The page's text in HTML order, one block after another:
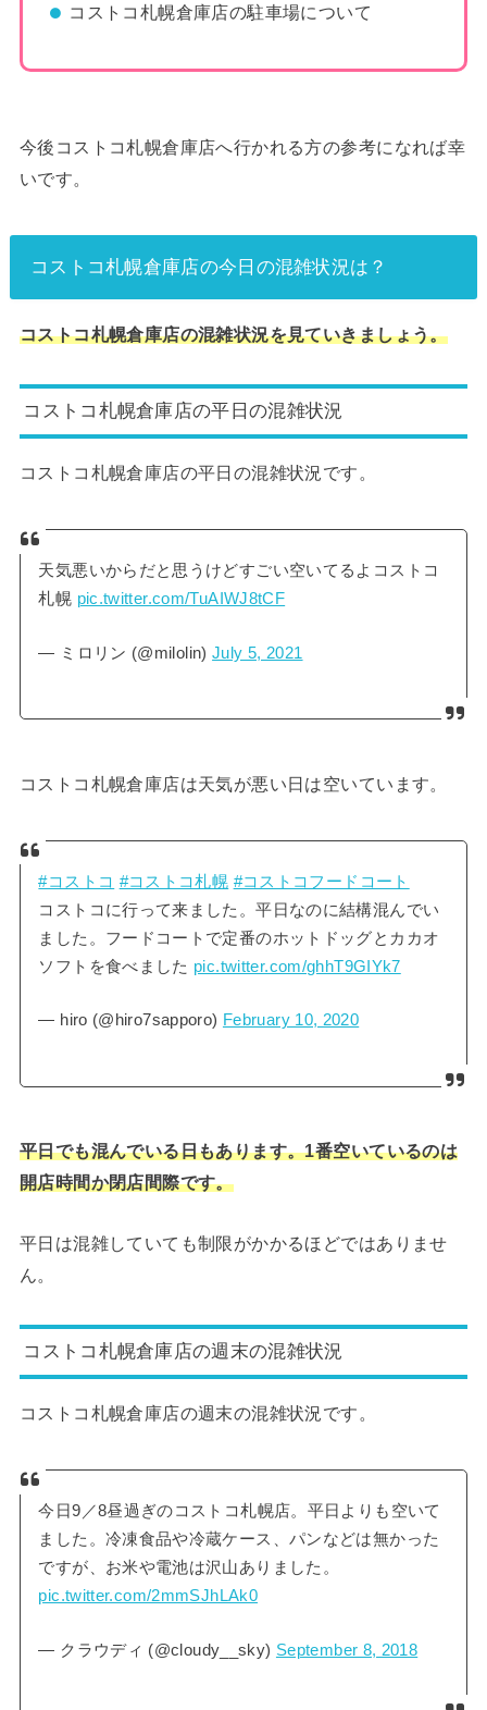
コストコ札幌倉庫店の駐車場について
今後コストコ札幌倉庫店へ行かれる方の参考になれば幸
いです。
コストコ札幌倉庫店の今日の混雑状況は？
コストコ札幌倉庫店の混雑状況を見ていきましょう。
コストコ札幌倉庫店の平日の混雑状況
コストコ札幌倉庫店の平日の混雑状況です。
天気悪いからだと思うけどすごい空いてるよコストコ
札幌 pic.twitter.com/TuAIWJ8tCF
— ミロリン (@milolin)July 5, 2021
コストコ札幌倉庫店は天気が悪い日は空いています。
#コストコ #コストコ札幌 #コストコフードコート
コストコに行って来ました。平日なのに結構混んでい
ました。フードコートで定番のホットドッグとカカオ
ソフトを食べました pic.twitter.com/ghhT9GIYk7
— hiro (@hiro7sapporo) February 10, 2020
平日でも混んでいる日もあります。1番空いているのは
開店時間か閉店間際です。
平日は混雑していても制限がかかるほどではありませ
ん。
コストコ札幌倉庫店の週末の混雑状況
コストコ札幌倉庫店の週末の混雑状況です。
今日9／8昼過ぎのコストコ札幌店。平日よりも空いて
ました。冷凍食品や冷蔵ケース、パンなどは無かった
ですが、お米や電池は沢山ありました。
pic.twitter.com/2mmSJhLAk0
— クラウディ (@cloudy__sky) September 8, 2018